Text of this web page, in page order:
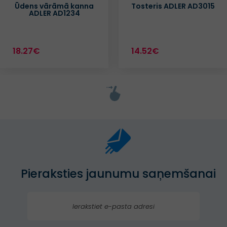
Ūdens vārāmā kanna
ADLER AD1234
18.27€
Tosteris ADLER AD3015
14.52€
Pieraksties jaunumu saņemšanai